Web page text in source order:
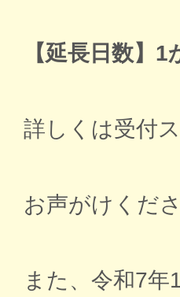
【延長日数】1
詳しくは受付
お声がけくださ
また、令和7